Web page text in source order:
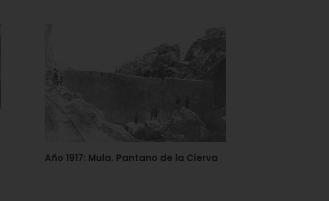
Año 1917: Mula. Pantano de la Cierva